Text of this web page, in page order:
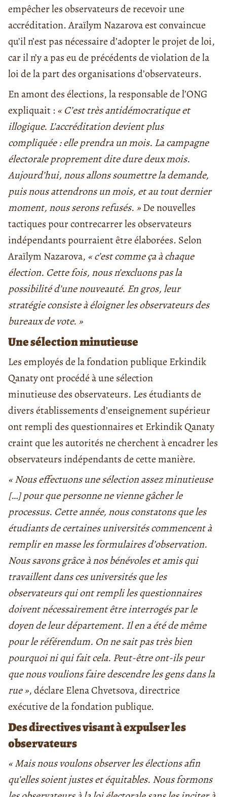
empêcher les observateurs de recevoir une
accréditation. Araïlym Nazarova est convaincue
qu’il n’est pas nécessaire d’adopter le projet de loi,
car il n’y a pas eu de précédents de violation de la
loi de la part des organisations d’observateurs.
En amont des élections, la responsable de l’ONG
expliquait : « C’est très antidémocratique et
illogique. L’accréditation devient plus
compliquée : elle prendra un mois. La campagne
électorale proprement dite dure deux mois.
Aujourd’hui, nous allons soumettre la demande,
puis nous attendrons un mois, et au tout dernier
moment, nous serons refusés. »De nouvelles
tactiques pour contrecarrer les observateurs
indépendants pourraient être élaborées. Selon
Araïlym Nazarova, « c’est comme ça à chaque
élection. Cette fois, nous n’excluons pas la
possibilité d’une nouveauté. En gros, leur
stratégie consiste à éloigner les observateurs des
bureaux de vote. »
Une sélection minutieuse
Les employés de la fondation publique Erkindik
Qanaty ont procédé à une sélection
minutieuse des observateurs. Les étudiants de
divers établissements d’enseignement supérieur
ont rempli des questionnaires et Erkindik Qanaty
craint que les autorités ne cherchent à encadrer les
observateurs indépendants de cette manière.
« Nous effectuons une sélection assez minutieuse
[…] pour que personne ne vienne gâcher le
processus. Cette année, nous constatons que les
étudiants de certaines universités commencent à
remplir en masse les formulaires d’observation.
Nous savons grâce à nos bénévoles et amis qui
travaillent dans ces universités que les
observateurs qui ont rempli les questionnaires
doivent nécessairement être interrogés par le
doyen de leur département. Il en a été de même
pour le référendum. On ne sait pas très bien
pourquoi ni qui fait cela. Peut-être ont-ils peur
que nous voulions faire descendre les gens dans la
rue », déclare Elena Chvetsova, directrice
exécutive de la fondation publique.
Des directives visant à expulser les
observateurs
« Mais nous voulons observer les élections afin
qu’elles soient justes et équitables. Nous formons